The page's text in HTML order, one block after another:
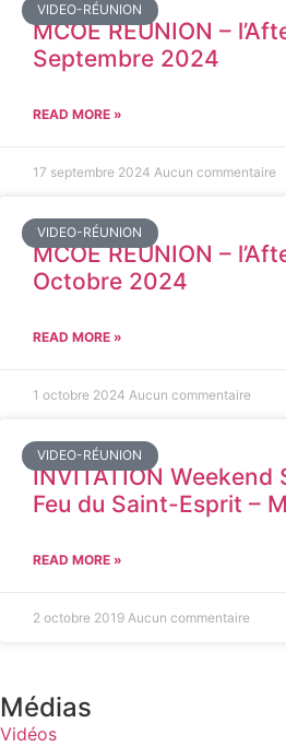
VIDEO-RÉUNION
MCOE REUNION –
Septembre 2024
READ MORE »
17 septembre 2024 Aucun commentaire
VIDEO-RÉUNION
MCOE REUNION –
Octobre 2024
READ MORE »
1 octobre 2024 Aucun commentaire
VIDEO-RÉUNION
INVITATION Weekend
Feu du Saint-Esprit –
READ MORE »
2 octobre 2019 Aucun commentaire
Médias
Vidéos